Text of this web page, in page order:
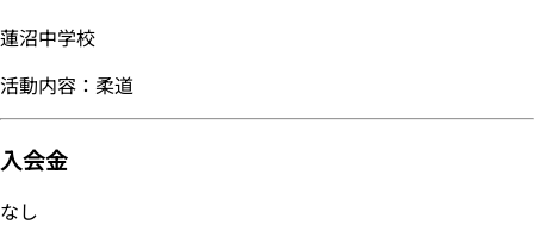
蓮沼中学校
活動内容：柔道
入会金
なし